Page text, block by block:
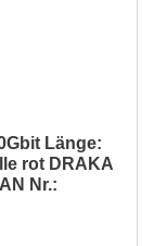
Länge:
rot DRAKA
Nr.: